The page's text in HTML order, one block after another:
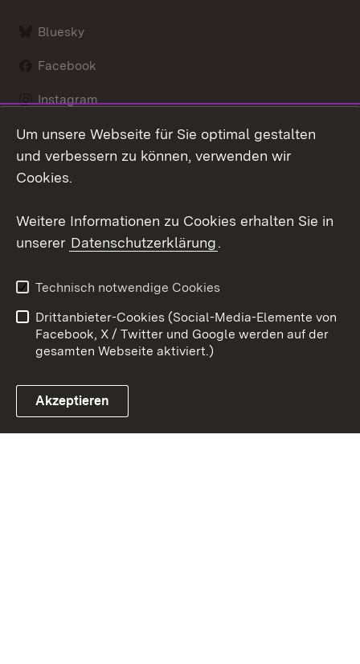
Bluesky
Facebook
Instagram
LinkedIn
Link zum Landesportal
Datenschutz
Barrierefreiheit
Impressum
Cookies
Um unsere Webseite für Sie optimal gestalten
und verbessern zu können, verwenden wir
Cookies.
Weitere Informationen zu Cookies erhalten Sie in
unserer Datenschutzerklärung.
Technisch notwendige Cookies
Drittanbieter-Cookies (Social-Media-Elemente von
Facebook, X / Twitter und Google werden auf der
gesamten Webseite aktiviert.)
Akzeptieren